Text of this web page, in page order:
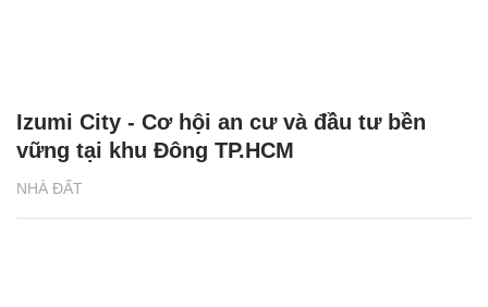
NHÀ ĐẤT
Izumi City - Cơ hội an cư và đầu tư bền
vững tại khu Đông TP.HCM